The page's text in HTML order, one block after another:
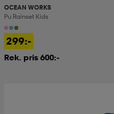
OCEAN WORKS
Pu Rainset Kids
299:-
Rek. pris 600:-